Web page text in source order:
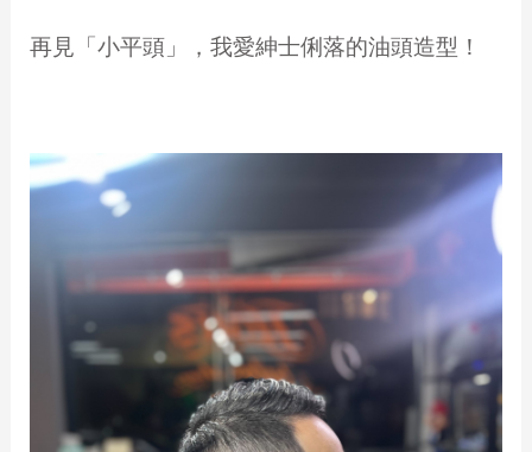
再見「小平頭」，我愛紳士俐落的油頭造型！